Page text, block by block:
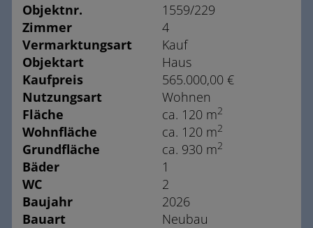
Objektnr.
1559/229
Zimmer
4
Vermarktungsart
Kauf
Objektart
Haus
Kaufpreis
565.000,00 €
Nutzungsart
Wohnen
Fläche
ca. 120 m2
Wohnfläche ca. 120 m2
Grundfläche ca. 930 m2
Bäder
1
WC
2
Baujahr
2026
Bauart
Neubau